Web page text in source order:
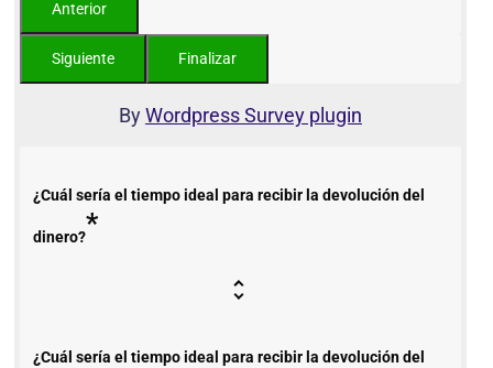
ByWordpress Survey plugin
¿Cuál sería el tiempo ideal para recibir la devolución del
dinero?*
¿Cuál sería el tiempo ideal para recibir la devolución del